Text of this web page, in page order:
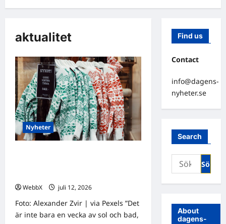
aktualitet
Nyheter
WebbX
juli 12, 2026
Foto: Alexander Zvir | via Pexels ”Det
är inte bara en vecka av sol och bad,
Find us
Contact
info@dagens-
nyheter.se
Search
Sök
efter:
About
dagens-